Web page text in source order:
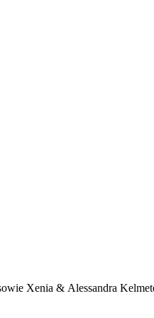
Xenia & Alessandra